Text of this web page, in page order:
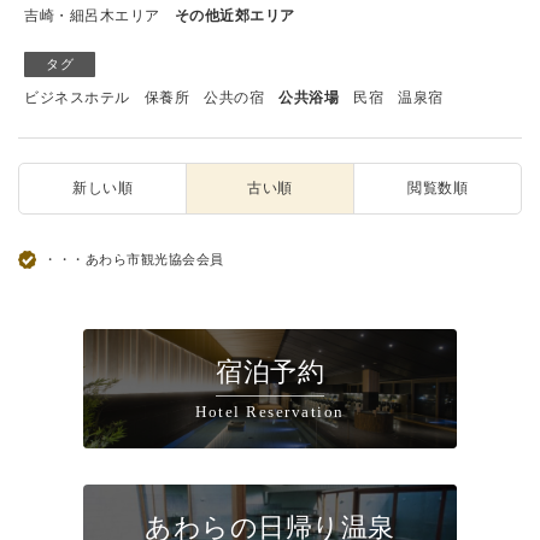
吉崎・細呂木エリア その他近郊エリア
タグ
ビジネスホテル 保養所 公共の宿 公共浴場 民宿 温泉宿
新しい順 古い順 閲覧数順
・・・あわら市観光協会会員
宿泊予約
Hotel Reservation
あわらの日帰り温泉